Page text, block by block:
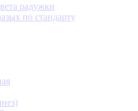
радужки
по стандарту